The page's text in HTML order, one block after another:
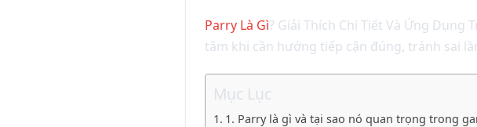
Parry Là Gì? Giải Thích Chi Tiết Và Ứng Dụng
tâm khi cần hướng tiếp cận đúng, tránh sai
Mục Lục
1. Parry là gì và tại sao nó quan trọng trong